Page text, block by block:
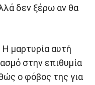
δεν ξέρω αν θα
μαρτυρία αυτή
στην επιθυμία
ο φόβος της για